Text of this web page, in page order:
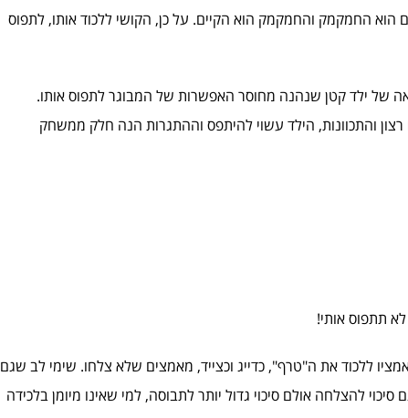
הוא החמקמק והחמקמק הוא הקיים. על כן, הקושי ללכוד אותו, לתפוס
של ילד קטן שנהנה מחוסר האפשרות של המבוגר לתפוס אותו.
והתכוונות, הילד עשוי להיתפס וההתגרות הנה חלק ממשחק
תתפוס אותי!
ללכוד את ה"טרף", כדייג וכצייד, מאמצים שלא צלחו. שימי לב שגם
להצלחה אולם סיכוי גדול יותר לתבוסה, למי שאינו מיומן בלכידה